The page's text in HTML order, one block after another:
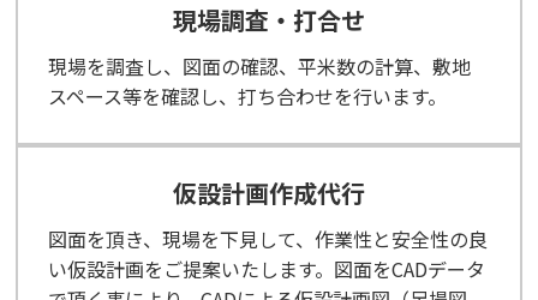
現場調査・打合せ
現場を調査し、図面の確認、平米数の計算、敷地
スペース等を確認し、打ち合わせを行います。
仮設計画作成代行
図面を頂き、現場を下見して、作業性と安全性の良
い仮設計画をご提案いたします。図面をCADデータ